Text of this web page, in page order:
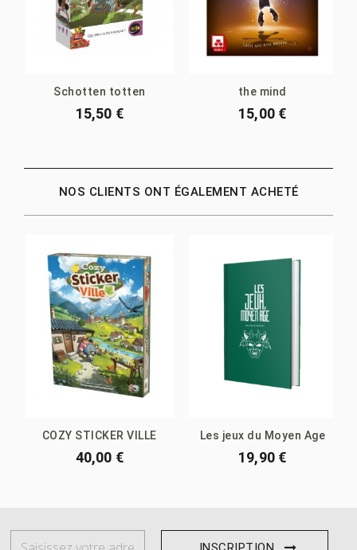
Schotten totten
15,50 €
the mind
15,00 €
NOS CLIENTS ONT ÉGALEMENT ACHETÉ
COZY STICKER VILLE
40,00 €
Les jeux du Moyen Age
19,90 €